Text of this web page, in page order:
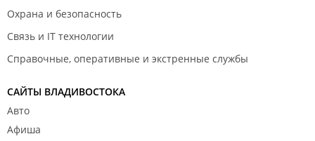
Охрана и безопасность
Связь и IT технологии
Справочные, оперативные и экстренные службы
САЙТЫ ВЛАДИВОСТОКА
Авто
Афиша